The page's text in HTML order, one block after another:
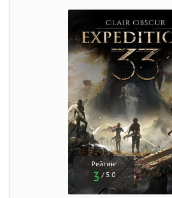
Рейтинг
3 / 5.0